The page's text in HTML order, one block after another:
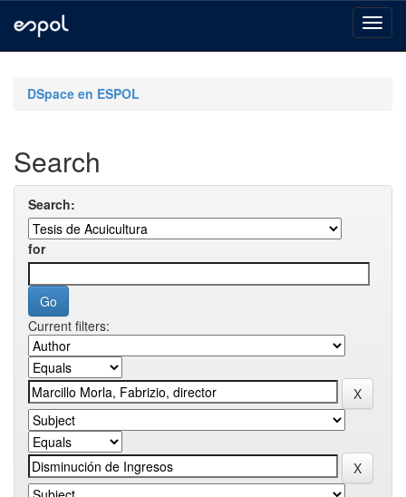
navigationDSpace en ESPOL
Search
Search:
for
Current filters: